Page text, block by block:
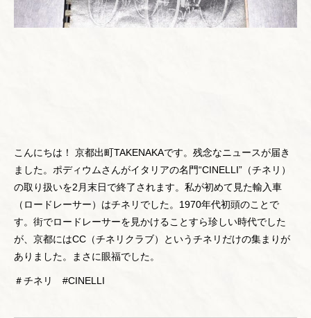
こんにちは！ 京都出町TAKENAKAです。残念なニュースが届き
ました。ポディウムさんがイタリアの名門“CINELLI”（チネリ）
の取り扱いを2月末日で終了されます。私が初めて見た輸入車
（ロードレーサー）はチネリでした。1970年代初頭のことで
す。街でロードレーサーを見かけることすら珍しい時代でした
が、京都にはCC（チネリクラブ）というチネリだけの集まりが
ありました。まさに眼福でした。
＃チネリ #CINELLI